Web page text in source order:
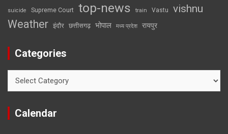
suicide Supreme Court top-news train Vastu vishnu
Weather इंदौर छत्तीसगढ़ भोपाल मध्य प्रदेश रायपुर
Categories
Calendar